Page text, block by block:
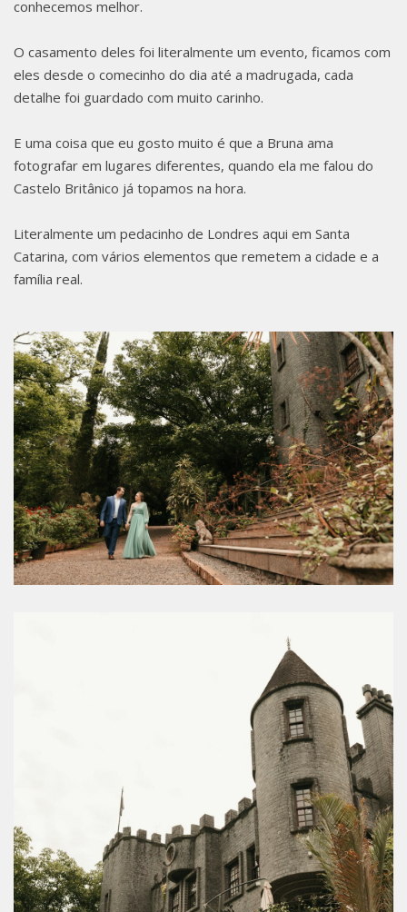
CASTE
LO
BRITÂ
NICO |
BRUN
A &
ANDR
É
conhecemos melhor.
O casamento deles foi literalmente um evento, ficamos com
eles desde o comecinho do dia até a madrugada, cada
detalhe foi guardado com muito carinho.
E uma coisa que eu gosto muito é que a Bruna ama
fotografar em lugares diferentes, quando ela me falou do
Castelo Britânico já topamos na hora.
Literalmente um pedacinho de Londres aqui em Santa
Catarina, com vários elementos que remetem a cidade e a
família real.